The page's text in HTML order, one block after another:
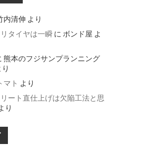
内清伸 より
タイヤは一瞬に ボンド屋 よ
熊本のフジサンプランニング
マト より
ート直仕上げは欠陥工法と思
り